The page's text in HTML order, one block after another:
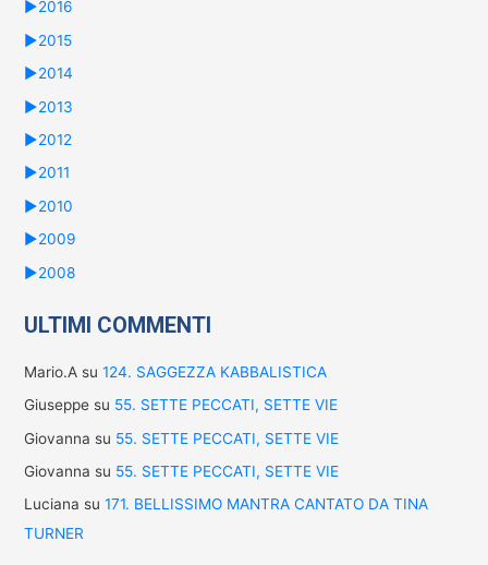
►2016
►2015
►2014
►2013
►2012
►2011
►2010
►2009
►2008
ULTIMI COMMENTI
Mario.Asu 124. SAGGEZZA KABBALISTICA
Giuseppesu 55. SETTE PECCATI, SETTE VIE
Giovanna su 55. SETTE PECCATI, SETTE VIE
Giovanna su 55. SETTE PECCATI, SETTE VIE
Luciana su 171. BELLISSIMO MANTRA CANTATO DA TINA
TURNER